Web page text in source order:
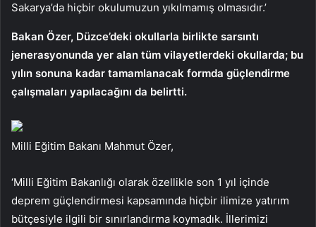
Sakarya’da hiçbir okulumuzun yıkılmamış olmasıdır.’
Bakan Özer, Düzce’deki okullarla birlikte sarsıntı
jenerasyonunda yer alan tüm vilayetlerdeki okullarda; bu
yılın sonuna kadar tamamlanacak formda güçlendirme
çalışmaları yapılacağını da belirtti.
Milli Eğitim Bakanı Mahmut Özer,
‘Milli Eğitim Bakanlığı olarak özellikle son 1 yıl içinde
deprem güçlendirmesi kapsamında hiçbir ilimize yatırım
bütçesiyle ilgili bir sınırlandırma koymadık. İllerimizi